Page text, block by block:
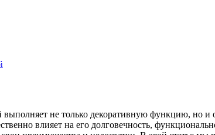
не только декоративную функцию, но и
влияет на его долговечность,